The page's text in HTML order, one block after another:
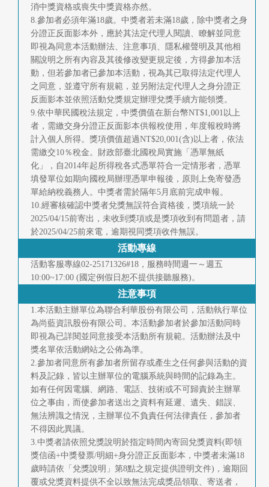
消中獎資格或喪失中獎資格亦然。
8.參加者必須年滿18歲。中獎者若未滿18歲，除中獎者之身
分證正反面影本外，應於其法定代理人閱讀、瞭解並同意
即視為同意本活動辦法、注意事項、隱私權聲明及其他相
關說明之所有內容及其後修改變更規定後，方得參加本活
動，但若參加者已參加本活動，視為其已取得法定代理人
之同意，並遵守所有規範，並另附法定代理人之身分證正
反面影本並依照活動兌獎規定辦理兌獎手續方能領獎。
9.依中華民國稅法規定，中獎價值在新台幣NT$1,001以上
者，需繳交身分證正反面影本供報稅使用，年度報稅時將
計入個人所得。獎項價值超過NT$20,001(含)以上者，依法
需繳交10％稅金。財政部臺北國稅局實施「憑單無紙
化」，自2014年起所得稅各式憑單符合一定情形者，憑單
填發單位如期向國稅局辦理憑單申報後，原則上免寄發憑
單給納稅義務人。中獎者需於隔年5月底前完成申報。
10.經審核確認中獎者兌獎無誤符合資格後，獎項統一於
2025/04/15前寄出，未收到獎項或是獎項收到有問題者，請
於2025/04/25前來電，逾期視同獎項收件無誤。
活動專線
活動客服專線02-25171326#18，服務時間週一～週五
10:00~17:00 (國定例假日恕不提供接聽服務)。
注意事項
1.本活動主辦單位為聯合利華股份有限公司，活動執行單位
為尚藍資訊股份有限公司。本活動參加者於參加活動同時
即視為已詳閱並同意接受本活動所有規範。活動辦法及中
獎名單依活動網站之公佈為準。
2.參加者同意所有參加者所留存或產生之任何參與活動的資
料及記錄，皆以主辦單位的電腦系統與時間的記錄為主。
如有任何因電腦、網路、電話、技術或不可歸責於主辦單
位之事由，而使參加者送出之資料有延遲、遺失、錯誤、
無法辨識之情況，主辦單位不負責任何法律責任，參加者
不得因此異議。
3.中獎者請依照兌獎說明於指定時間內寄回兌獎資料(即領
獎信函+中獎發票/明細+身分證正反面影本，中獎者未滿18
歲時請依「兌獎說明」第8點之規定提供證明文件)，逾期回
覆或兌獎資料提供不全以致無法完成獎品領取、寄送者，